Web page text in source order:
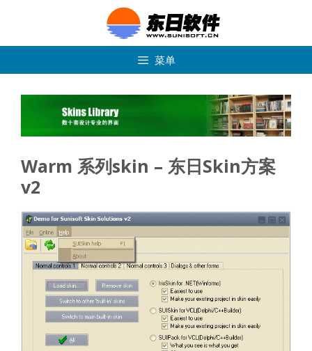
菜单
Warm 系列skin – 东日Skin方案
v2